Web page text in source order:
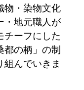
物・染物文化
・地元職人が
チーフにした
の柄」の制
組んでいきま